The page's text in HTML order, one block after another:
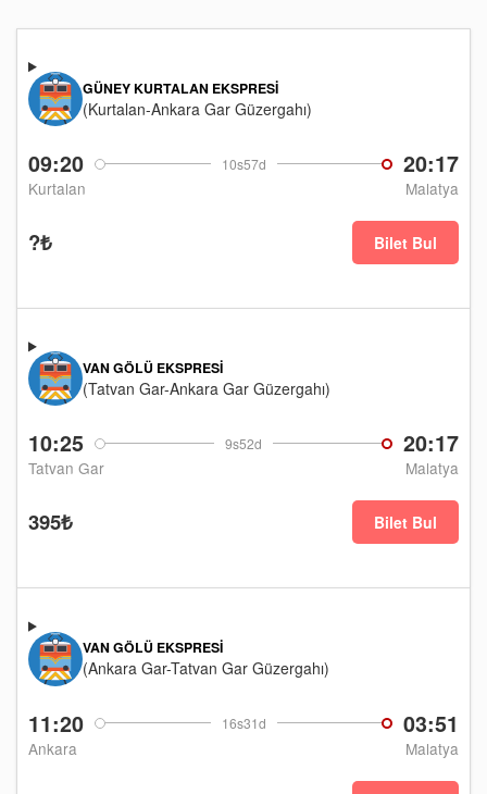
09:20 10s57d 20:17
Kurtalan Malatya
GÜNEY KURTALAN EKSPRESI
(Kurtalan-Ankara Gar Güzergahı)
?₺ Bilet Bul
10:25 9s52d 20:17
Tatvan Gar Malatya
VAN GÖLÜ EKSPRESI
(Tatvan Gar-Ankara Gar Güzergahı)
395₺ Bilet Bul
11:20 16s31d 03:51
Ankara Malatya
VAN GÖLÜ EKSPRESI
(Ankara Gar-Tatvan Gar Güzergahı)